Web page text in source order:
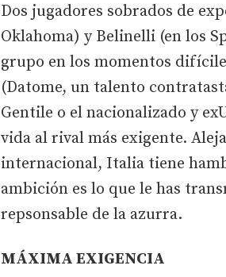
Dos jugadores sobrados de
Oklahoma) y Belinelli (en los
grupo en los momentos
(Datome, un talento
Gentile o el nacionalizado y
vida al rival más exigente.
internacional, Italia tiene
ambición es lo que le has
repsonsable de la azurra.
MÁXIMA EXIGENCIA